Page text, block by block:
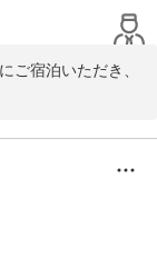
ご宿泊いただき、
うございます。
みいただけたとの
もご満足いただけ
なります。